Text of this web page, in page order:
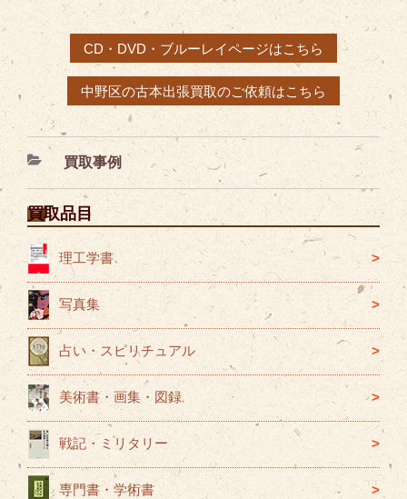
CD・DVD・ブルーレイページはこちら
中野区の古本出張買取のご依頼はこちら
カ
テ
ゴ
リ
ー
買取事例
買取品目
理工学書
写真集
占い・スピリチュアル
美術書・画集・図録
戦記・ミリタリー
専門書・学術書